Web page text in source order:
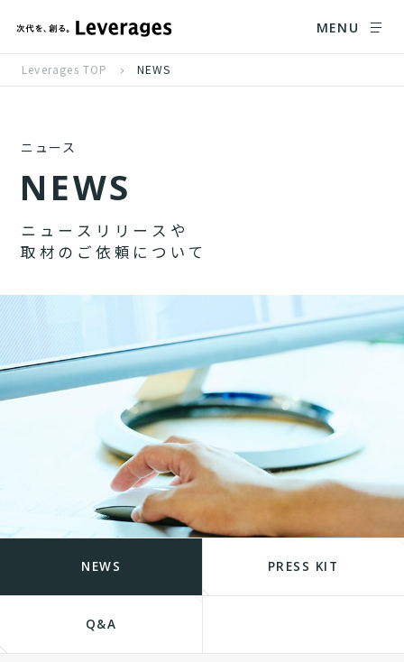
MENU
Leverages TOP NEWS
ニュース
NEWS
ニ ュ ー ス リ リ ー ス や
取 材 の ご 依 頼 に つ い て
NEWS PRESS KIT
Q&A